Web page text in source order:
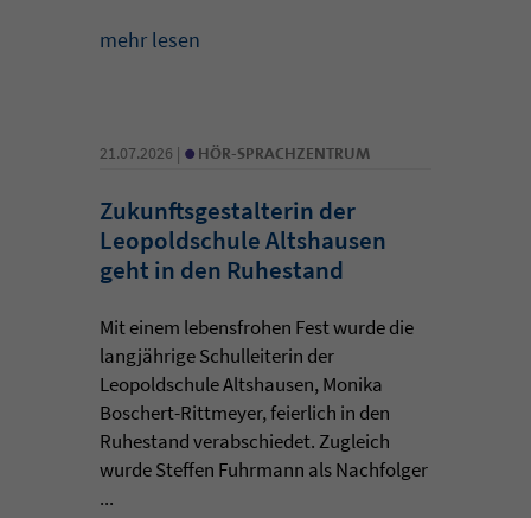
mehr lesen
21.07.2026 | • HÖR-SPRACHZENTRUM
Zukunftsgestalterin der
Leopoldschule Altshausen
geht in den Ruhestand
Mit einem lebensfrohen Fest wurde die
langjährige Schulleiterin der
Leopoldschule Altshausen, Monika
Boschert-Rittmeyer, feierlich in den
Ruhestand verabschiedet. Zugleich
wurde Steffen Fuhrmann als Nachfolger
...